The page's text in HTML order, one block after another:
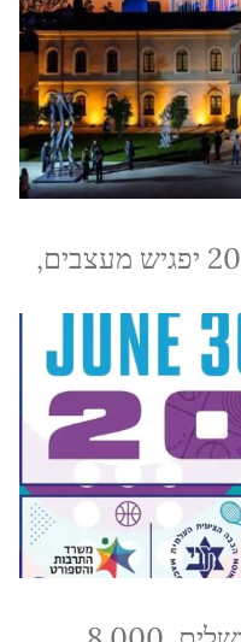
שבוע העיצוב ירושלים 2026 יפגיש מעצבים,